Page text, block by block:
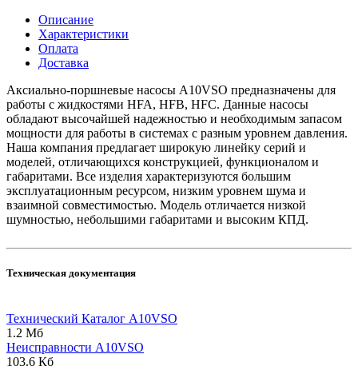
Описание
Характеристики
Оплата
Доставка
Аксиально-поршневые насосы A10VSO предназначены для
работы с жидкостями HFA, HFB, HFC. Данные насосы
обладают высочайшей надежностью и необходимым запасом
мощности для работы в системах с разным уровнем давления.
Наша компания предлагает широкую линейку серий и
моделей, отличающихся конструкцией, функционалом и
габаритами. Все изделия характеризуются большим
эксплуатационным ресурсом, низким уровнем шума и
взаимной совместимостью. Модель отличается низкой
шумностью, небольшими габаритами и высоким КПД.
Техническая документация
Технический Каталог A10VSO
1.2 Мб
Неисправности A10VSO
103.6 Кб